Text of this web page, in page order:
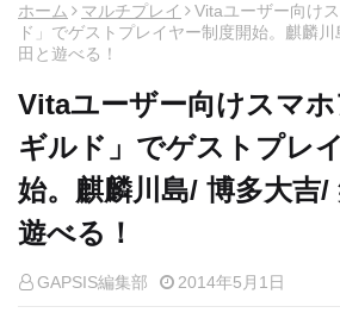
ホーム マルチプレイ
Vitaユーザー向け
ド」でゲストプレイヤー制度開始。麒麟
田と遊べる！
Vitaユーザー向けスマ
ギルド」でゲストプレ
始。麒麟川島/ 博多大吉/
遊べる！
GAPSIS編集部 2014年5月1日